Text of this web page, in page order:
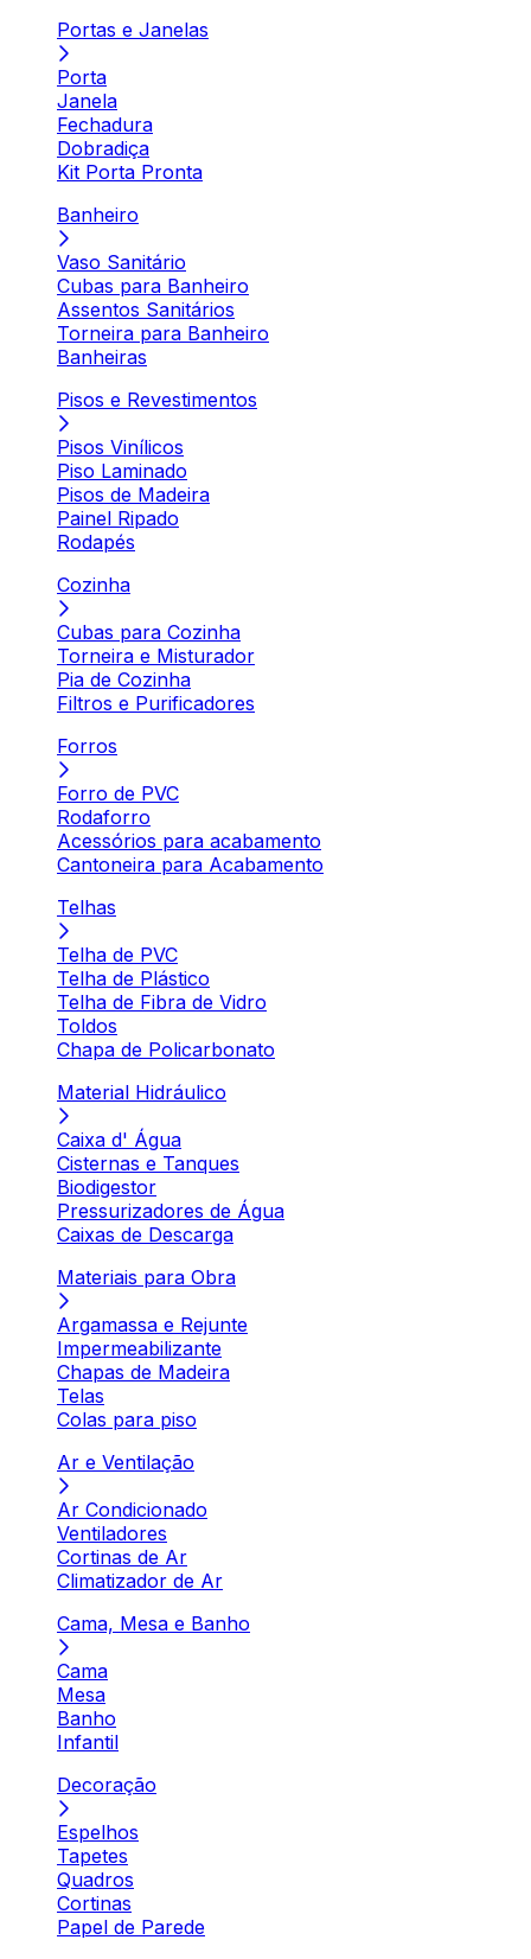
Portas e Janelas
Porta
Janela
Fechadura
Dobradiça
Kit Porta Pronta
Banheiro
Vaso Sanitário
Cubas para Banheiro
Assentos Sanitários
Torneira para Banheiro
Banheiras
Pisos e Revestimentos
Pisos Vinílicos
Piso Laminado
Pisos de Madeira
Painel Ripado
Rodapés
Cozinha
Cubas para Cozinha
Torneira e Misturador
Pia de Cozinha
Filtros e Purificadores
Forros
Forro de PVC
Rodaforro
Acessórios para acabamento
Cantoneira para Acabamento
Telhas
Telha de PVC
Telha de Plástico
Telha de Fibra de Vidro
Toldos
Chapa de Policarbonato
Material Hidráulico
Caixa d' Água
Cisternas e Tanques
Biodigestor
Pressurizadores de Água
Caixas de Descarga
Materiais para Obra
Argamassa e Rejunte
Impermeabilizante
Chapas de Madeira
Telas
Colas para piso
Ar e Ventilação
Ar Condicionado
Ventiladores
Cortinas de Ar
Climatizador de Ar
Cama, Mesa e Banho
Cama
Mesa
Banho
Infantil
Decoração
Espelhos
Tapetes
Quadros
Cortinas
Papel de Parede